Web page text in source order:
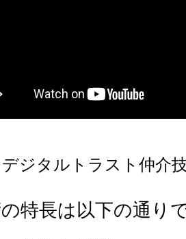
デジタルトラスト仲介
特長は以下の通り